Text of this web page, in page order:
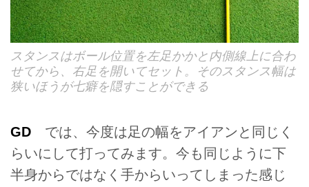
スタンスはボール位置を左足かかと内側線上に合わ
せてから、右足を開いてセット。そのスタンス幅は
狭いほうが七癖を隠すことができる
GD では、今度は足の幅をアイアンと同じく
らいにして打ってみます。今も同じように下
半身からではなく手からいってしまった感じ